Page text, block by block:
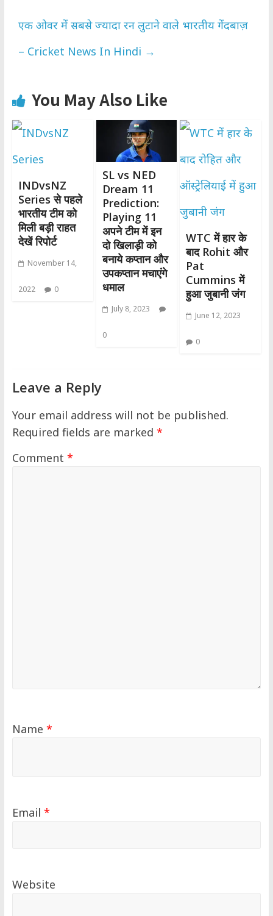
एक ओवर में सबसे ज्यादा रन लुटाने वाले भारतीय गेंदबाज़
– Cricket News In Hindi →
You May Also Like
INDvsNZ
Series से पहले
भारतीय टीम को
मिली बड़ी राहत
देखें रिपोर्ट
November 14,
2022 0
SL vs NED
Dream 11
Prediction:
Playing 11
अपने टीम में इन
दो खिलाड़ी को
बनाये कप्तान और
उपकप्तान मचाएंगे
धमाल
July 8, 2023
0
WTC में हार के
बाद Rohit और
Pat
Cummins में
हुआ जुबानी जंग
June 12, 2023
0
Leave a Reply
Your email address will not be published.
Required fields are marked *
Comment *
Name *
Email *
Website